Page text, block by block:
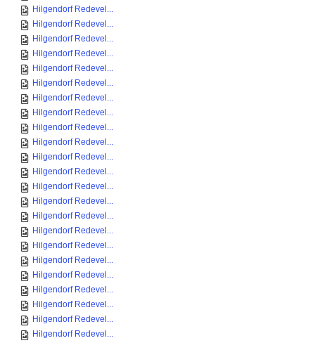
Hilgendorf Redevel...
Hilgendorf Redevel...
Hilgendorf Redevel...
Hilgendorf Redevel...
Hilgendorf Redevel...
Hilgendorf Redevel...
Hilgendorf Redevel...
Hilgendorf Redevel...
Hilgendorf Redevel...
Hilgendorf Redevel...
Hilgendorf Redevel...
Hilgendorf Redevel...
Hilgendorf Redevel...
Hilgendorf Redevel...
Hilgendorf Redevel...
Hilgendorf Redevel...
Hilgendorf Redevel...
Hilgendorf Redevel...
Hilgendorf Redevel...
Hilgendorf Redevel...
Hilgendorf Redevel...
Hilgendorf Redevel...
Hilgendorf Redevel...